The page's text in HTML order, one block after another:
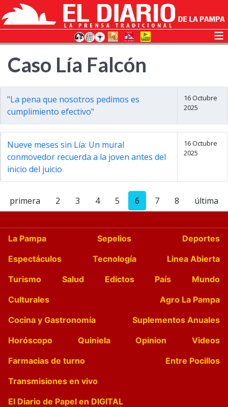
Caso Lía Falcón
"La pena que nosotros pedimos es
cumplimiento efectivo"
16 Octubre
2025
Nueve meses sin Lía: Un mural
conmovedor recuerda a la joven antes del
inicio del juicio
16 Octubre
2025
primera 2 3 4 5 6 7 8 última
La Pampa Sepelios
Deportes
Espectáculos
Tecnología
Linea Abierta
Turismo
Salud Edictos País
Mundo
Culturales
Agro La Pampa
Cocina y Gastronomía
Suplementos Anuales
Horóscopo
Quiniela Opinion
Videos
Farmacias de turno
Entre Pocillos
Transmisiones en vivo
El Diario de Papel en DIGITAL